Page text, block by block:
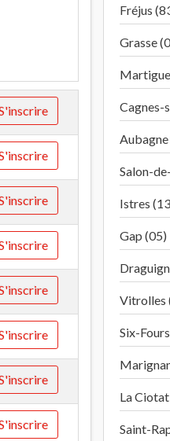
Fréjus
Grasse
Cagnes-
Salon-
Istres
Gap (05)
Vitrolles
Six-
La
Saint-